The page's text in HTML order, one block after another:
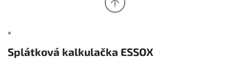
×
Splátková kalkulačka ESSOX